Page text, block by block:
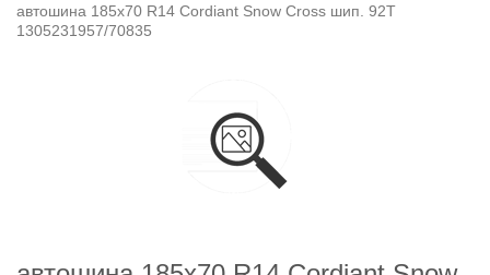
автошина 185х70 R14 Cordiant Snow Cross шип. 92Т
1305231957/70835